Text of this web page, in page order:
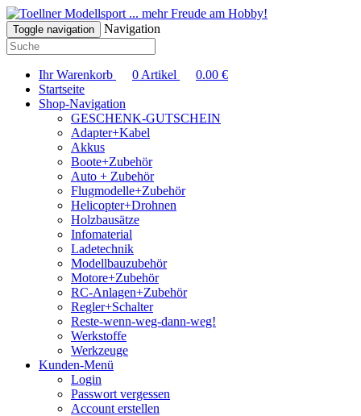
... mehr Freude am Hobby!
Toggle navigation Navigation
Ihr Warenkorb 0 Artikel 0.00 €
Startseite
Shop-Navigation
GESCHENK-GUTSCHEIN
Adapter+Kabel
Akkus
Boote+Zubehör
Auto + Zubehör
Flugmodelle+Zubehör
Helicopter+Drohnen
Holzbausätze
Infomaterial
Ladetechnik
Modellbauzubehör
Motore+Zubehör
RC-Anlagen+Zubehör
Regler+Schalter
Reste-wenn-weg-dann-weg!
Werkstoffe
Werkzeuge
Kunden-Menü
Login
Passwort vergessen
Account erstellen